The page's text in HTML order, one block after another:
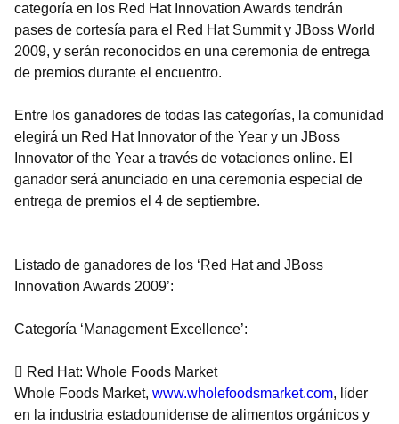
categoría en los Red Hat Innovation Awards tendrán
pases de cortesía para el Red Hat Summit y JBoss World
2009, y serán reconocidos en una ceremonia de entrega
de premios durante el encuentro.
Entre los ganadores de todas las categorías, la comunidad
elegirá un Red Hat Innovator of the Year y un JBoss
Innovator of the Year a través de votaciones online. El
ganador será anunciado en una ceremonia especial de
entrega de premios el 4 de septiembre.
Listado de ganadores de los ‘Red Hat and JBoss
Innovation Awards 2009’:
Categoría ‘Management Excellence’:
 Red Hat: Whole Foods Market
Whole Foods Market, www.wholefoodsmarket.com, líder
en la industria estadounidense de alimentos orgánicos y